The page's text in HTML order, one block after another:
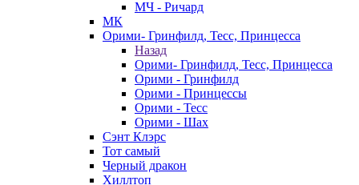
МЧ - Ричард
МК
Орими- Гринфилд, Тесс, Принцесса
Назад
Орими- Гринфилд, Тесс, Принцесса
Орими - Гринфилд
Орими - Принцессы
Орими - Тесс
Орими - Шах
Сэнт Клэрс
Тот самый
Черный дракон
Хиллтоп